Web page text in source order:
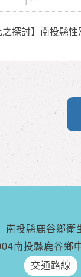
之探討】南投縣
南投縣鹿谷鄉衛
南投縣鹿谷鄉
交通路線